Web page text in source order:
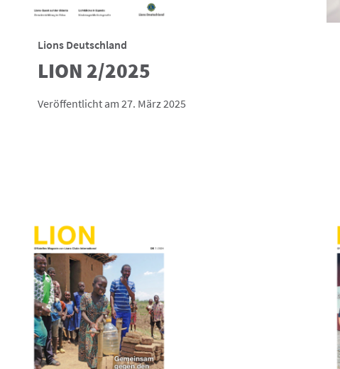
Lions Deutschland
LION 2/2025
Veröffentlicht am 27. März 2025